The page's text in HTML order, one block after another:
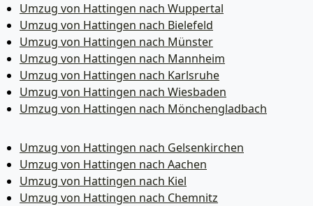
Umzug von Hattingen nach Wuppertal
Umzug von Hattingen nach Bielefeld
Umzug von Hattingen nach Münster
Umzug von Hattingen nach Mannheim
Umzug von Hattingen nach Karlsruhe
Umzug von Hattingen nach Wiesbaden
Umzug von Hattingen nach Mönchen­gladbach
Umzug von Hattingen nach Gelsenkirchen
Umzug von Hattingen nach Aachen
Umzug von Hattingen nach Kiel
Umzug von Hattingen nach Chemnitz